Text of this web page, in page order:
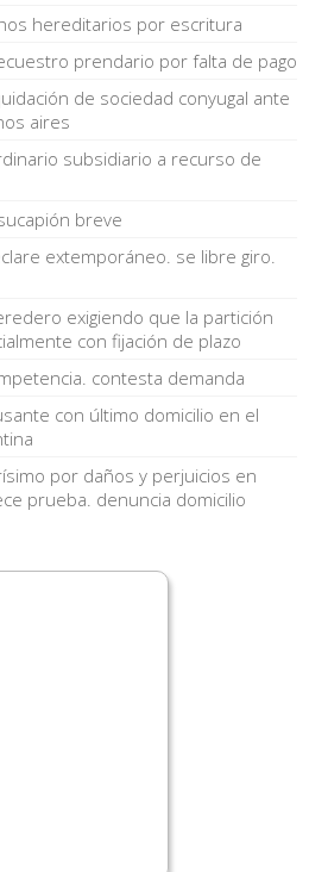
hereditarios por escritura
prendario por falta de pago
de sociedad conyugal ante
aires
subsidiario a recurso de
breve
extemporáneo. se libre giro.
exigiendo que la partición
con fijación de plazo
contesta demanda
con último domicilio en el
por daños y perjuicios en
prueba. denuncia domicilio